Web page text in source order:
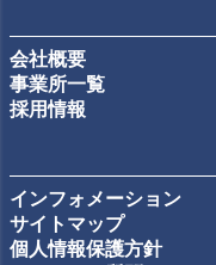
会社概要
事業所一覧
採用情報
インフォメーション
サイトマップ
個人情報保護方針